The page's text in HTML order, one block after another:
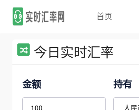
首页
今日实时汇率
金额 持有